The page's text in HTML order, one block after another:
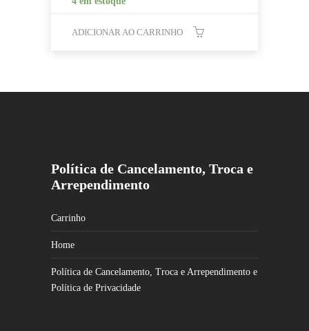
ADICIONAR AO CARRINHO
Política de Cancelamento, Troca e
Arrependimento
Carrinho
Home
Política de Cancelamento, Troca e Arrependimento e
Política de Privacidade